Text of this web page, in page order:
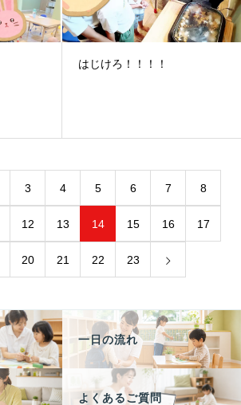
はじけろ！！！！
3 4 5 6 7 8
12 13 14 15 16 17
20 21 22 23
一日の流れ
よくあるご質問